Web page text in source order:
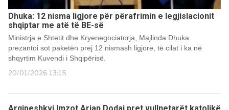
Dhuka: 12 nisma ligjore për përafrimin e legjislacionit
shqiptar me atë të BE-së
Ministrja e Shtetit dhe Kryenegociatorja, Majlinda Dhuka
prezantoi sot paketën prej 12 nismash ligjore, të cilat i ka në
shqyrtim Kuvendi i Shqipërisë.
20/01/2026 13:15